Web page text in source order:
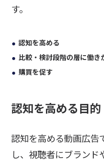
す。
認知を高める
比較・検討段階の層に働き
購買を促す
認知を高める目的
認知を高める動画広告
し、視聴者にブランド